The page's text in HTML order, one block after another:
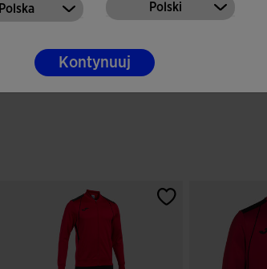
Polska Polski
Kontynuuj